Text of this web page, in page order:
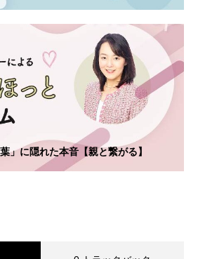
」に隠れた本音【親と繋がる】